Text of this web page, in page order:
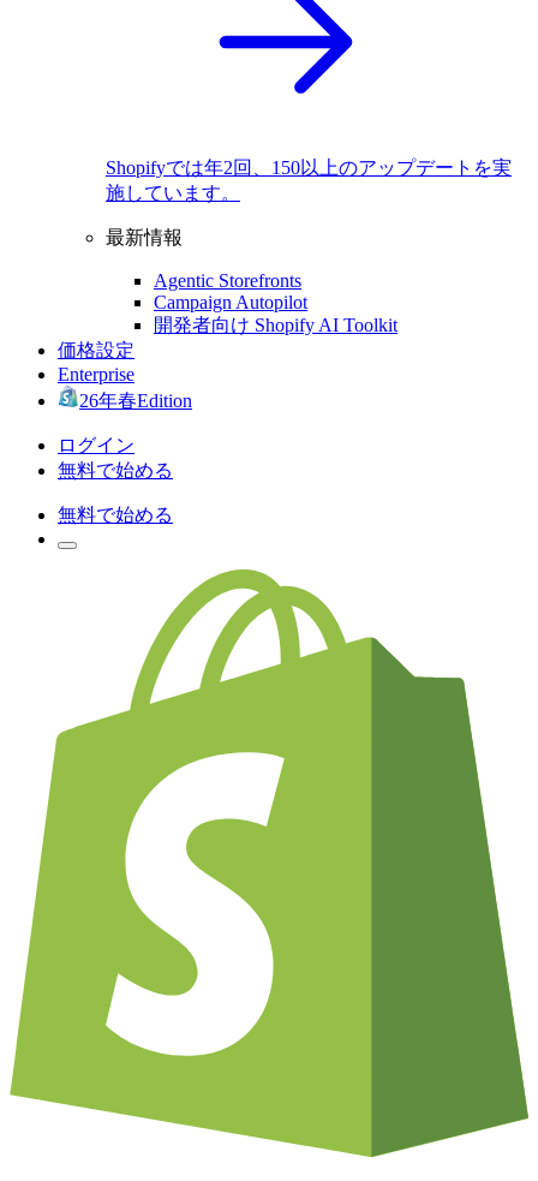
Shopifyでは年2回、150以上のアップデートを実
施しています。
最新情報
Agentic Storefronts
Campaign Autopilot
開発者向け Shopify AI Toolkit
価格設定
Enterprise
26年春Edition
ログイン
無料で始める
無料で始める